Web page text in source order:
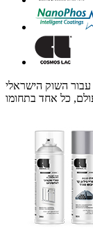
השוק הישראלי